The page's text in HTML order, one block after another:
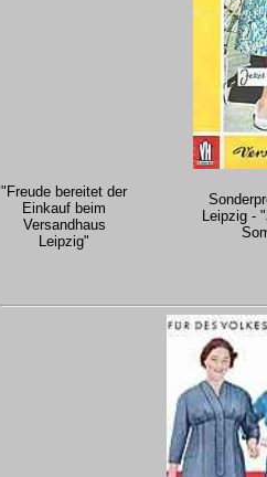
"Freude bereitet der
Einkauf beim
Versandhaus
Leipzig"
Leipzig -